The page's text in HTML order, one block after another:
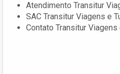
Atendimento Transitur
SAC Transitur Viagens e
Contato Transitur Viagens